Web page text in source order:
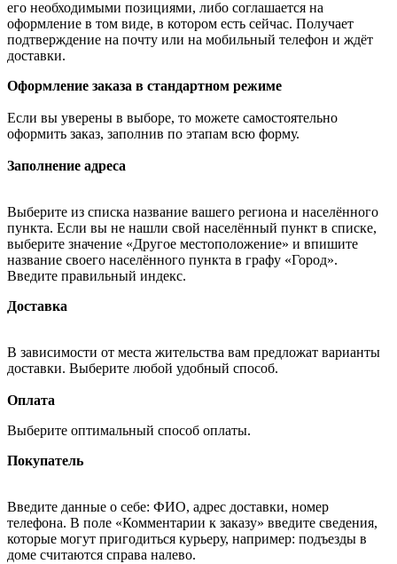
его необходимыми позициями, либо соглашается на
оформление в том виде, в котором есть сейчас. Получает
подтверждение на почту или на мобильный телефон и ждёт
доставки.
Оформление заказа в стандартном режиме
Если вы уверены в выборе, то можете самостоятельно
оформить заказ, заполнив по этапам всю форму.
Заполнение адреса
Выберите из списка название вашего региона и населённого
пункта. Если вы не нашли свой населённый пункт в списке,
выберите значение «Другое местоположение» и впишите
название своего населённого пункта в графу «Город».
Введите правильный индекс.
Доставка
В зависимости от места жительства вам предложат варианты
доставки. Выберите любой удобный способ.
Оплата
Выберите оптимальный способ оплаты.
Покупатель
Введите данные о себе: ФИО, адрес доставки, номер
телефона. В поле «Комментарии к заказу» введите сведения,
которые могут пригодиться курьеру, например: подъезды в
доме считаются справа налево.